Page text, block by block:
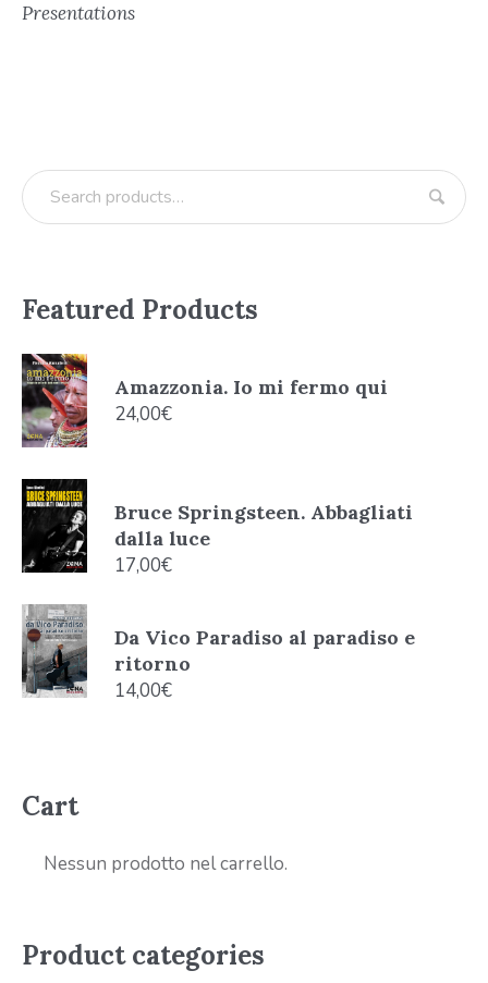
Presentations
Featured Products
Amazzonia. Io mi fermo qui
24,00€
Bruce Springsteen. Abbagliati
dalla luce
17,00€
Da Vico Paradiso al paradiso e
ritorno
14,00€
Cart
Nessun prodotto nel carrello.
Product categories